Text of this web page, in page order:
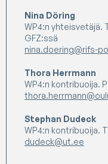
Nina Döring
WP4:n yhteisvetäjä.
GFZ:ssä
nina.doering@rifs-
Thora Herrmann
WP4:n kontribuoija.
Stephan Dudeck
WP4:n kontribuoija.
dudeck@ut.ee